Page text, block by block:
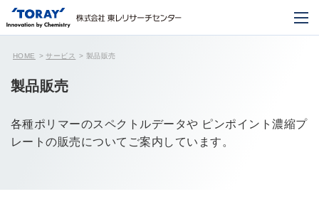
HOME サービス 製品販売
製品販売
各種ポリマーのスペクトルデータや ピンポイント濃縮プ
レートの販売についてご案内しています。